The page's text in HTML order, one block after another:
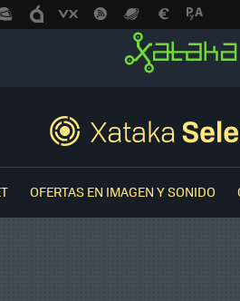
OFERTAS EN IMAGEN Y SONIDO